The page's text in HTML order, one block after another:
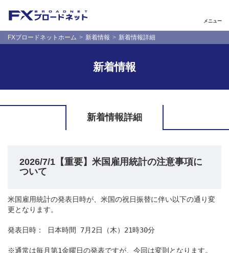
メニュー
FXブロードネットホーム 新着情報 新着情報詳細
新着情報
新着情報詳細
2026/7/1【重要】米国雇用統計の注意事項に
ついて
米国雇用統計の発表日時が、米国の祝日振替に伴い以下の通り変
更となります。
発表日時： 日本時間 7月2日（木）21時30分
※通常は毎月第1金曜日の発表ですが、今回は変則となります。